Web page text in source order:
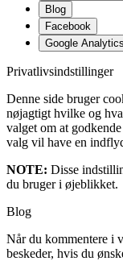
Blog
Facebook
Google Analytics
Privatlivsindstillinger
Denne side bruger
nøjagtigt hvilke og
valget om at
valg vil have en
NOTE: Disse
du bruger i øjeblikket.
Blog
Når du kommentere i
beskeder, hvis du